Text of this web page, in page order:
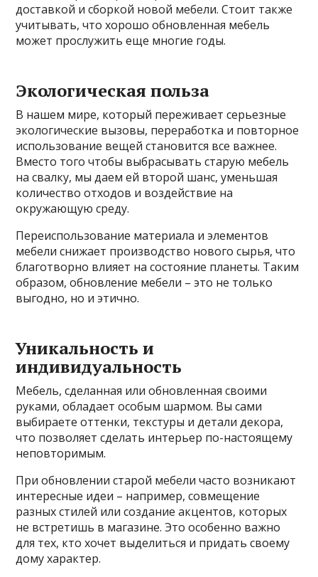
доставкой и сборкой новой мебели. Стоит также
учитывать, что хорошо обновленная мебель
может прослужить еще многие годы.
Экологическая польза
В нашем мире, который переживает серьезные
экологические вызовы, переработка и повторное
использование вещей становится все важнее.
Вместо того чтобы выбрасывать старую мебель
на свалку, мы даем ей второй шанс, уменьшая
количество отходов и воздействие на
окружающую среду.
Переиспользование материала и элементов
мебели снижает производство нового сырья, что
благотворно влияет на состояние планеты. Таким
образом, обновление мебели – это не только
выгодно, но и этично.
Уникальность и
индивидуальность
Мебель, сделанная или обновленная своими
руками, обладает особым шармом. Вы сами
выбираете оттенки, текстуры и детали декора,
что позволяет сделать интерьер по-настоящему
неповторимым.
При обновлении старой мебели часто возникают
интересные идеи – например, совмещение
разных стилей или создание акцентов, которых
не встретишь в магазине. Это особенно важно
для тех, кто хочет выделиться и придать своему
дому характер.